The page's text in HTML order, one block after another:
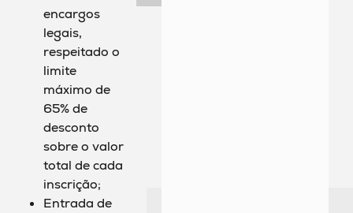
encargos
legais,
respeitado o
limite
máximo de
65% de
desconto
sobre o valor
total de cada
inscrição;
Entrada de